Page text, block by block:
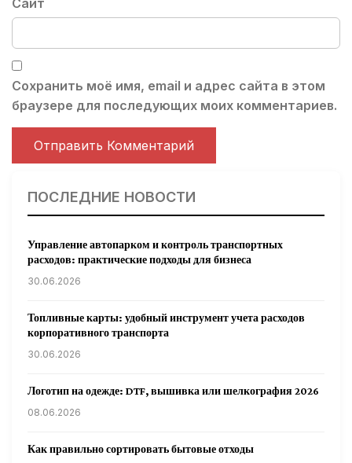
Сохранить моё имя, email и адрес сайта в этом
браузере для последующих моих комментариев.
ПОСЛЕДНИЕ НОВОСТИ
Управление автопарком и контроль транспортных
расходов: практические подходы для бизнеса
30.06.2026
Топливные карты: удобный инструмент учета расходов
корпоративного транспорта
30.06.2026
Логотип на одежде: DTF, вышивка или шелкография 2026
08.06.2026
Как правильно сортировать бытовые отходы